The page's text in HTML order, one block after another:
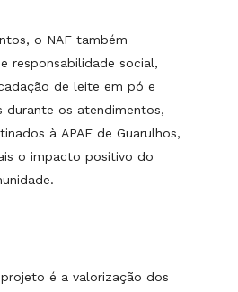
o NAF também
responsabilidade social,
de leite em pó e
durante os atendimentos,
à APAE de Guarulhos,
o impacto positivo do
é a valorização dos